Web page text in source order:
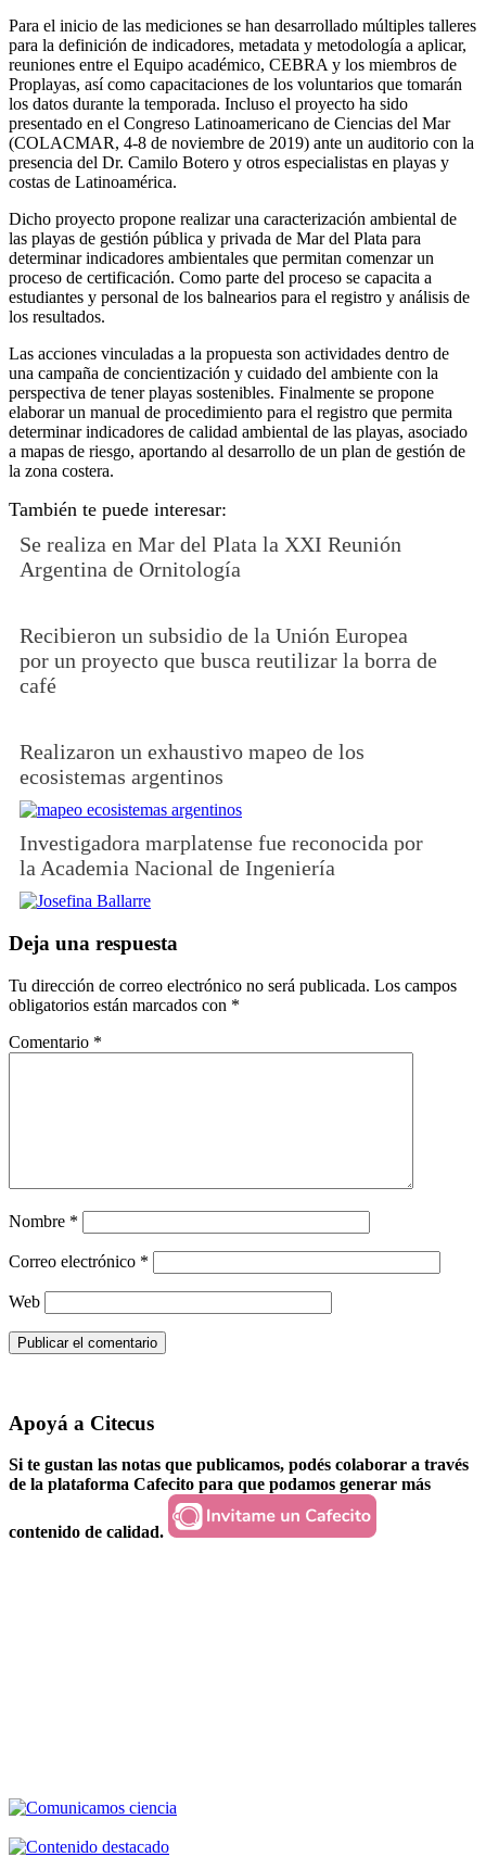
Para el inicio de las mediciones se han desarrollado múltiples talleres
para la definición de indicadores, metadata y metodología a aplicar,
reuniones entre el Equipo académico, CEBRA y los miembros de
Proplayas, así como capacitaciones de los voluntarios que tomarán
los datos durante la temporada. Incluso el proyecto ha sido
presentado en el Congreso Latinoamericano de Ciencias del Mar
(COLACMAR, 4-8 de noviembre de 2019) ante un auditorio con la
presencia del Dr. Camilo Botero y otros especialistas en playas y
costas de Latinoamérica.
Dicho proyecto propone realizar una caracterización ambiental de
las playas de gestión pública y privada de Mar del Plata para
determinar indicadores ambientales que permitan comenzar un
proceso de certificación. Como parte del proceso se capacita a
estudiantes y personal de los balnearios para el registro y análisis de
los resultados.
Las acciones vinculadas a la propuesta son actividades dentro de
una campaña de concientización y cuidado del ambiente con la
perspectiva de tener playas sostenibles. Finalmente se propone
elaborar un manual de procedimiento para el registro que permita
determinar indicadores de calidad ambiental de las playas, asociado
a mapas de riesgo, aportando al desarrollo de un plan de gestión de
la zona costera.
También te puede interesar:
Se realiza en Mar del Plata la XXI Reunión
Argentina de Ornitología
Recibieron un subsidio de la Unión Europea
por un proyecto que busca reutilizar la borra de
café
Realizaron un exhaustivo mapeo de los
ecosistemas argentinos
Investigadora marplatense fue reconocida por
la Academia Nacional de Ingeniería
Deja una respuesta
Tu dirección de correo electrónico no será publicada. Los campos
obligatorios están marcados con *
Comentario *
Nombre *
Correo electrónico *
Web
Apoyá a Citecus
Si te gustan las notas que publicamos, podés colaborar a través
de la plataforma Cafecito para que podamos generar más
contenido de calidad.